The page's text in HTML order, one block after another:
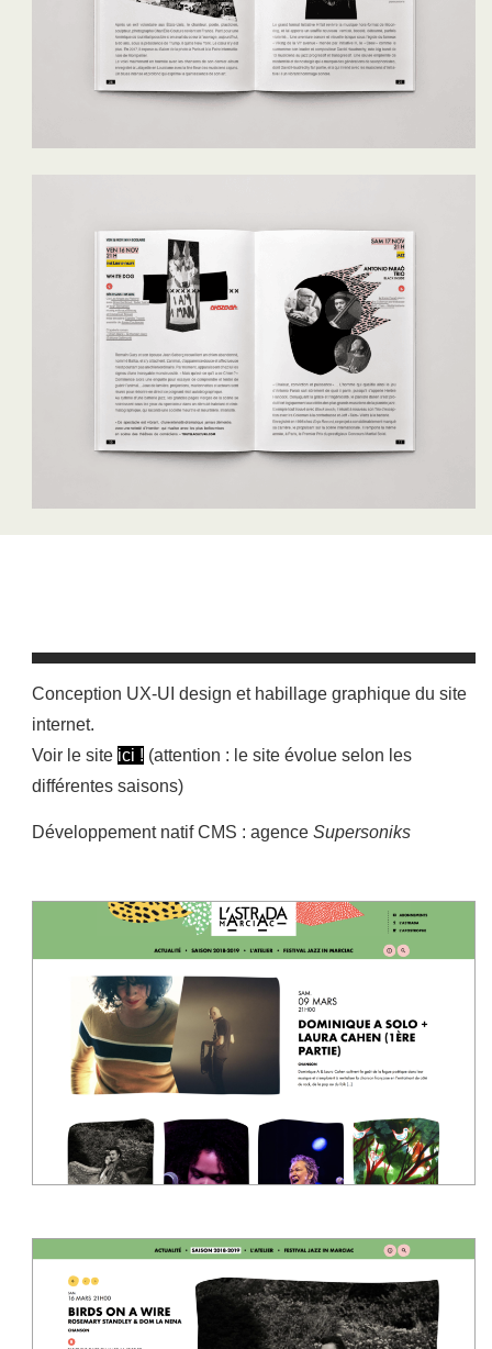
Conception UX-UI design et habillage graphique du site
internet.
Voir le site ici ! (attention : le site évolue selon les
différentes saisons)
Développement natif CMS : agence Supersoniks